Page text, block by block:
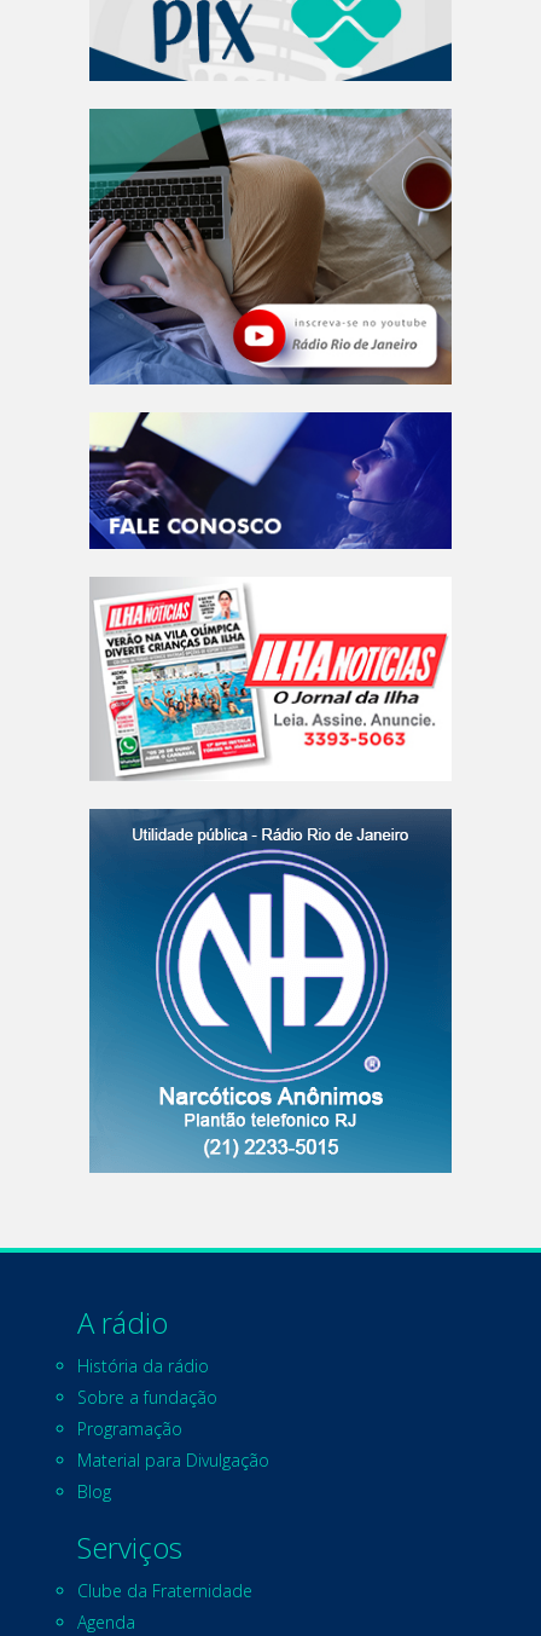
A rádio
História da rádio
Sobre a fundação
Programação
Material para Divulgação
Blog
Serviços
Clube da Fraternidade
Agenda